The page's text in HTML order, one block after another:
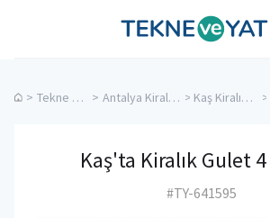
Tekne ve Yat
> Tekne Turları > Antalya Kiralık Yatlar > Kaş Kiralık Yatlar
Kaş'ta Kiralık Gulet
#TY-641595